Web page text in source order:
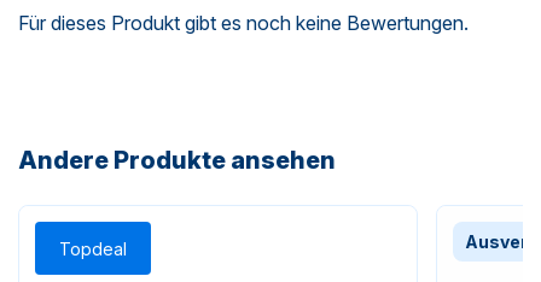
Für dieses Produkt gibt es noch keine Bewertungen.
Andere Produkte ansehen
Topdeal